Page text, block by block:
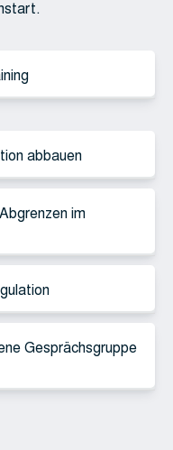
abbauen
im
Gesprächsgruppe